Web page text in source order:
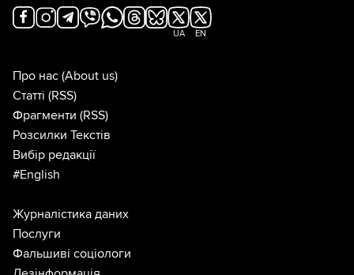
UA EN
Про нас (About us)
Статті (RSS)
Фрагменти (RSS)
Розсилки Текстів
Вибір редакції
#English
Журналістика даних
Послуги
Фальшиві соціологи